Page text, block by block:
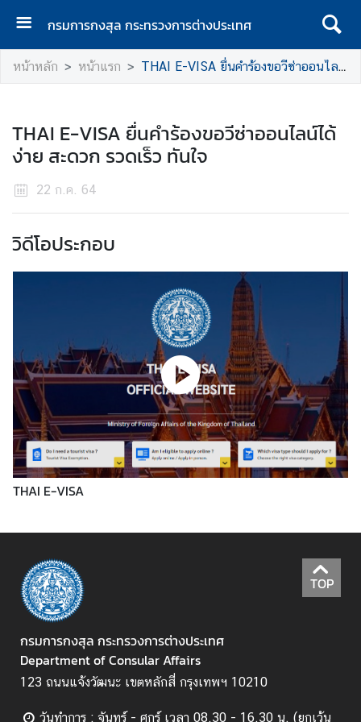
กรมการกงสุล กระทรวงการต่างประเทศ
ห
น้
ร
ก
ก
ก
ล
ข่
า
ว
บ
ก
า
ร
ป
ร
ะ
ช
า
ช
น
หน้าหลัก หน้าแรก THAI E-VISA ยื่นคำร้องขอวีซ่าออนไลน์ได้ง่าย สะดวก รวดเร็ว ทันใจ
THAI E-VISA ยื่นคำร้องขอวีซ่าออนไลน์ได้
ง่าย สะดวก รวดเร็ว ทันใจ
22 ก.ค. 64
วิดีโอประกอบ
THAI E-VISA
TOP
กรมการกงสุล กระทรวงการต่างประเทศ
Department of Consular Affairs
123 ถนนแจ้งวัฒนะ เขตหลักสี่ กรุงเทพฯ 10210
วันทำการ : จันทร์ - ศุกร์ เวลา 08.30 - 16.30 น. (ยกเว้น